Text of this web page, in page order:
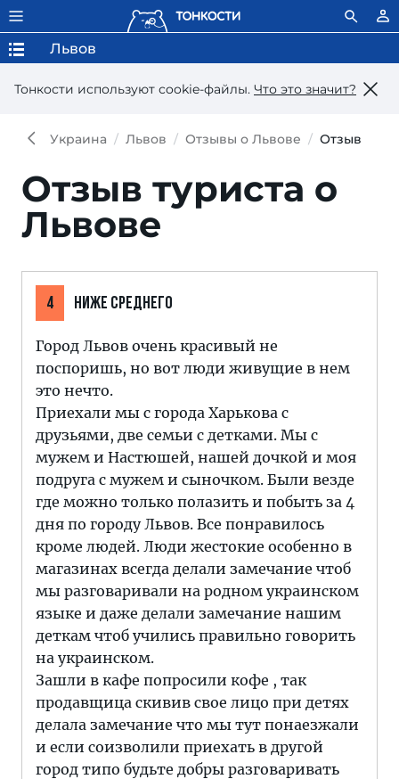
Тонкости используют сookie-файлы. Что это значит?
Львов
Украина Львов Отзывы о Львове Отзыв
Отзыв туриста о
Львове
4 НИЖЕ СРЕДНЕГО
Город Львов очень красивый не
поспоришь, но вот люди живущие в нем
это нечто.
Приехали мы с города Харькова с
друзьями, две семьи с детками. Мы с
мужем и Настюшей, нашей дочкой и моя
подруга с мужем и сыночком. Были везде
где можно только полазить и побыть за 4
дня по городу Львов. Все понравилось
кроме людей. Люди жестокие особенно в
магазинах всегда делали замечание чтоб
мы разговаривали на родном украинском
языке и даже делали замечание нашим
деткам чтоб учились правильно говорить
на украинском.
Зашли в кафе попросили кофе , так
продавщица скивив свое лицо при детях
делала замечание что мы тут понаезжали
и если соизволили приехать в другой
город типо будьте добры разговаривать